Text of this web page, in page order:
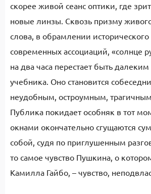
скорее живой сеанс оптики, где
новые линзы. Сквозь призму
слова, в обрамлении
современных ассоциаций, «солнце
на два часа перестает быть
учебника. Оно становится
неудобным, остроумным,
Публика покидает особняк в тот
окнами окончательно сгущаются
собой, судя по приглушенным
то самое чувство Пушкина, о
Камилла Гайбо, – чувство,